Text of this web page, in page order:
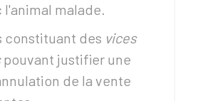
malade.
constituant des vices
pouvant justifier une
de la vente